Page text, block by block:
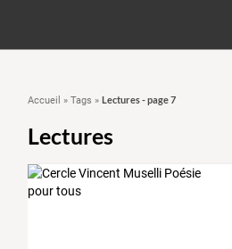
Accueil » Tags » Lectures - page 7
Lectures